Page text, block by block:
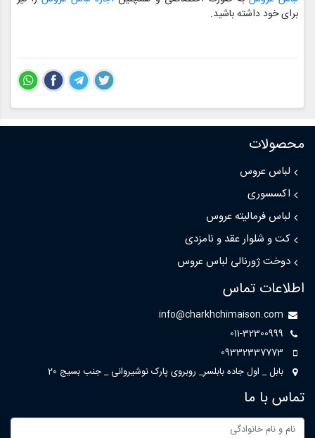
برای خود داشته باشید.
محصولات
لباس عروس
اکسسوری
لباس فرمالیته عروس
کت و شلوار عقد و نامزدی
دوخت ژورنالی لباس عروس
اطلاعات تماس
info@charkhchimaison.com
011-32300999
09332337773
بابل _ اول جاده بابلسر_ روبروی پارک نوشیروانی _ جنب بسیج 20
تماس با ما